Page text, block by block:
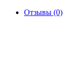
Отзывы (0)